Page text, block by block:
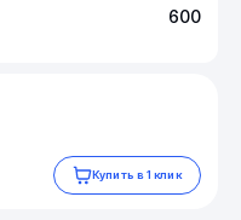
600
Купить в 1 клик